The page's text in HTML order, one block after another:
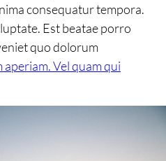
consequatur tempora.
Est beatae porro
quo dolorum
Vel quam qui